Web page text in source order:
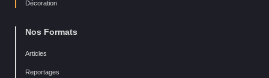
Décoration
Nos Formats
Articles
Reportages